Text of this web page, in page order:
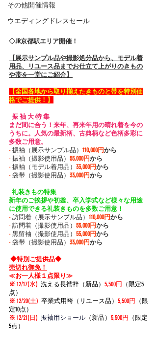
その他開催情報
ウエディングドレスセール
◇JR京都駅エリア開催！
【展示サンプル品や撮影処分品から、モデル着
用品、リユース品までお仕立て上がりのきもの
や帯を一堂にご紹介】
【全国各地から取り揃えたきものと帯を特別価
格でご提供！】
振 袖 大 特 集
まだ間に合う！来年、再来年用の晴れ着を今の
うちに。人気の最新柄、古典柄など色柄多彩に
多数ご用意。
- 振袖（展示サンプル品） 110,000円から
- 振袖（撮影使用品） 55,000円から
- 振袖（モデル着用品） 33,000円から
- 袋帯（撮影使用品） 33,000円から
礼装きもの特集
新年のご挨拶や初釜、卒入学式など様々な用途
に使用できる礼装きものを多数ご用意！
- 訪問着（展示サンプル品） 110,000円から
- 訪問着（撮影使用品） 55,000円から
- 黒留袖（撮影使用品） 55,000円から
- 袋帯（撮影使用品） 33,000円から
◆特別ご提供品◆
売切れ御免！
≪お一人様１点限り≫
※ 12/17(水) 洗える長襦袢（新品） 5,500円 （限定5
点）
※ 12/20(土) 卒業式用袴（リユース品） 5,500円 （限
定10点）
※ 12/21(日) 振袖用ショール （新品） 5,500円 （限定
5点）